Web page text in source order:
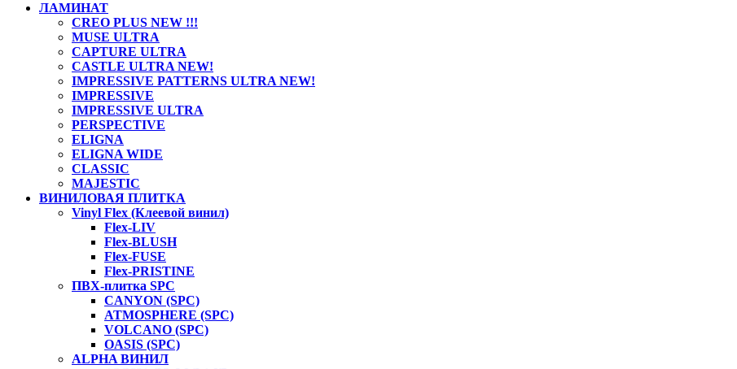
ЛАМИНАТ
CREO PLUS NEW !!!
MUSE ULTRA
CAPTURE ULTRA
CASTLE ULTRA NEW!
IMPRESSIVE PATTERNS ULTRA NEW!
IMPRESSIVE
IMPRESSIVE ULTRA
PERSPECTIVE
ELIGNA
ELIGNA WIDE
CLASSIC
MAJESTIC
ВИНИЛОВАЯ ПЛИТКА
Vinyl Flex (Клеевой винил)
Flex-LIV
Flex-BLUSH
Flex-FUSE
Flex-PRISTINE
ПВХ-плитка SPC
CANYON (SPC)
ATMOSPHERE (SPC)
VOLCANO (SPC)
OASIS (SPC)
ALPHA ВИНИЛ